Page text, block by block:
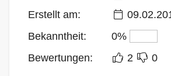
Erstellt am:
Bekanntheit:
0%
Bewertungen:
2 0